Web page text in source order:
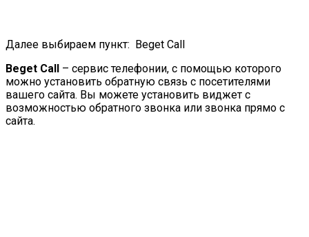
Далее выбираем пункт: Beget Call
Beget Call – сервис телефонии, с помощью которого
можно установить обратную связь с посетителями
вашего сайта. Вы можете установить виджет с
возможностью обратного звонка или звонка прямо с
сайта.